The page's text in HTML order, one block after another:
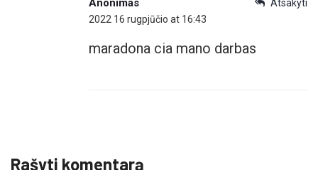
Atsakyti
Anonimas
2022 16 rugpjūčio at 16:43
maradona cia mano darbas
Rašyti komentarą